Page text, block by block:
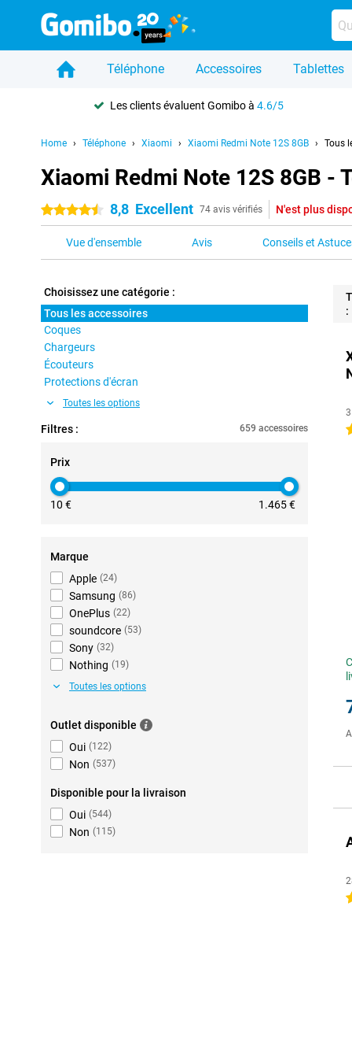
Téléphone Accessoires Tablettes
Les clients évaluent Gomibo à4.6/5
Home Téléphone Xiaomi Xiaomi Redmi Note 12S 8GB Tous
Xiaomi Redmi Note 12S 8GB -
4.5 étoiles 8,8 Excellent 74 avis vérifiés N'est plus
Vue d'ensemble Avis Conseils et
Choisissez une catégorie :
Tous les accessoires
Coques
Chargeurs
Écouteurs
Protections d'écran
Toutes les options
Filtres : 659 accessoires
Prix
10 € 1.465 €
Marque
Apple (24)
Samsung (86)
OnePlus (22)
soundcore (53)
Sony (32)
Nothing (19)
Toutes les options
Outlet disponible
Oui (122)
Non (537)
Disponible pour la livraison
Oui (544)
Non (115)
: